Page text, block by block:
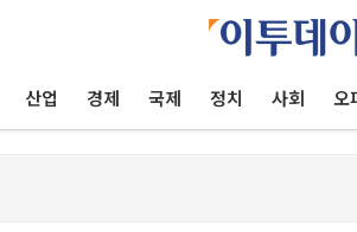
산업 경제 국제 정치 사회 오